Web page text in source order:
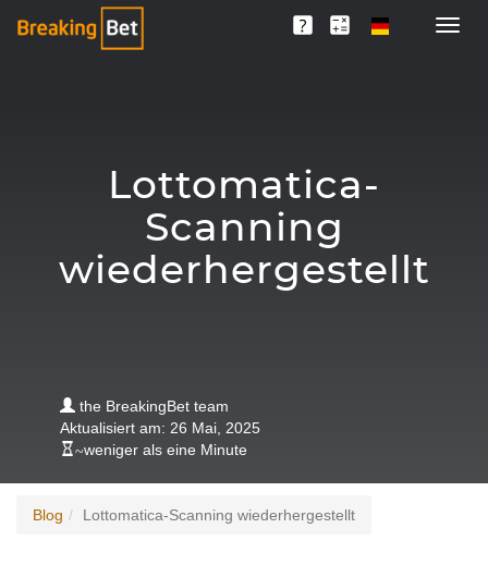
Lottomatica-
Scanning
wiederhergestellt
the BreakingBet team
Aktualisiert am: 26 Mai, 2025
~weniger als eine Minute
Blog Lottomatica-Scanning wiederhergestellt